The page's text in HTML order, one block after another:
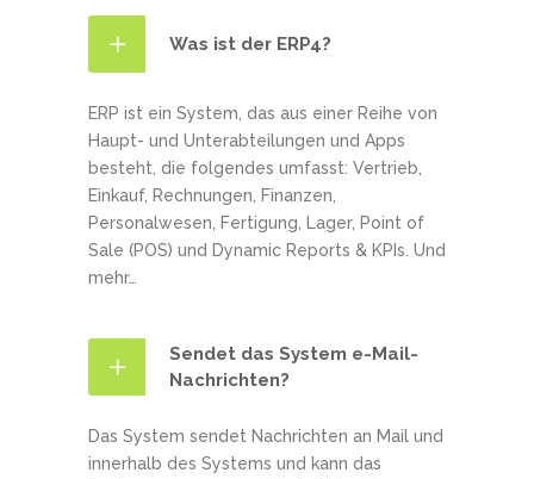
Was ist der ERP4?
ERP ist ein System, das aus einer Reihe von
Haupt- und Unterabteilungen und Apps
besteht, die folgendes umfasst: Vertrieb,
Einkauf, Rechnungen, Finanzen,
Personalwesen, Fertigung, Lager, Point of
Sale (POS) und Dynamic Reports & KPIs. Und
mehr…
Sendet das System e-Mail-
Nachrichten?
Das System sendet Nachrichten an Mail und
innerhalb des Systems und kann das